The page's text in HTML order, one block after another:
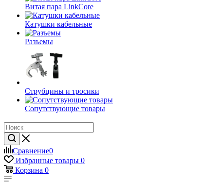
Витая пара LinkCore
Катушки кабельные
Разъемы
Струбцины и тросики
Сопутствующие товары
Сравнение0
Избранные товары 0
Корзина 0